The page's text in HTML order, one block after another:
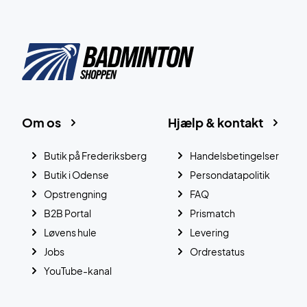
Hjælp & kontakt
Handelsbetingelser
Persondatapolitik
FAQ
Prismatch
Levering
Ordrestatus
Om os
Butik på Frederiksberg
Butik i Odense
Opstrengning
B2B Portal
Løvens hule
Jobs
YouTube-kanal